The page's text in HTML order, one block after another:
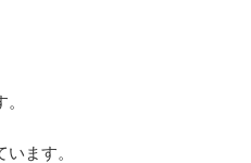
ます。